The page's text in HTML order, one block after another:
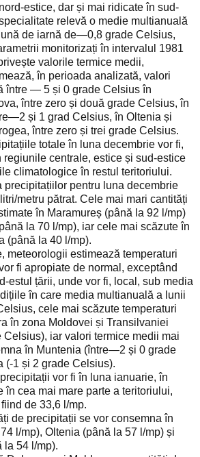
estice, dar și mai ridicate în sud-
relevă o medie multianuală
de iarnă de—0,8 grade Celsius,
monitorizați în intervalul 1981
valorile termice medii,
în perioada analizată, valori
între — 5 și 0 grade Celsius în
între zero și două grade Celsius, în
și 1 grad Celsius, în Oltenia și
între zero și trei grade Celsius.
totale în luna decembrie vor fi,
regiunile centrale, estice și sud-estice
climatologice în restul teritoriului.
precipitațiilor pentru luna decembrie
metru pătrat. Cele mai mari cantități
în Maramureș (până la 92 l/mp)
la 70 l/mp), iar cele mai scăzute în
(până la 40 l/mp).
meteorologii estimează temperaturi
fi apropiate de normal, exceptând
estul țării, unde vor fi, local, sub media
în care media multianuală a lunii
cele mai scăzute temperaturi
în zona Moldovei și Transilvaniei
iar valori termice medii mai
în Muntenia (între—2 și 0 grade
(-1 și 2 grade Celsius).
vor fi în luna ianuarie, în
în cea mai mare parte a teritoriului,
de 33,6 l/mp.
de precipitații se vor consemna în
l/mp), Oltenia (până la 57 l/mp) și
la 54 l/mp).